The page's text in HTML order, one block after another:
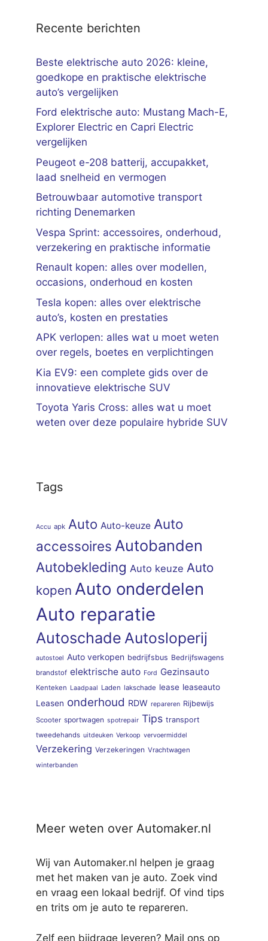
Recente berichten
Beste elektrische auto 2026: kleine,
goedkope en praktische elektrische
auto’s vergelijken
Ford elektrische auto: Mustang Mach-E,
Explorer Electric en Capri Electric
vergelijken
Peugeot e-208 batterij, accupakket,
laad snelheid en vermogen
Betrouwbaar automotive transport
richting Denemarken
Vespa Sprint: accessoires, onderhoud,
verzekering en praktische informatie
Renault kopen: alles over modellen,
occasions, onderhoud en kosten
Tesla kopen: alles over elektrische
auto’s, kosten en prestaties
APK verlopen: alles wat u moet weten
over regels, boetes en verplichtingen
Kia EV9: een complete gids over de
innovatieve elektrische SUV
Toyota Yaris Cross: alles wat u moet
weten over deze populaire hybride SUV
Tags
Accu apk Auto Auto-keuze Auto
accessoires Autobanden
Autobekleding Auto keuze Auto
kopen Auto onderdelen
Auto reparatie
Autoschade Autosloperij
autostoel Auto verkopen bedrijfsbus Bedrijfswagens
brandstof elektrische auto Ford Gezinsauto
Kenteken Laadpaal Laden lakschade lease leaseauto
Leasen onderhoud RDW repareren Rijbewijs
Scooter sportwagen spotrepair Tips transport
tweedehands uitdeuken Verkoop vervoermiddel
Verzekering Verzekeringen Vrachtwagen
winterbanden
Meer weten over Automaker.nl
Wij van Automaker.nl helpen je graag
met het maken van je auto. Zoek vind
en vraag een lokaal bedrijf. Of vind tips
en trits om je auto te repareren.
Zelf een bijdrage leveren? Mail ons op